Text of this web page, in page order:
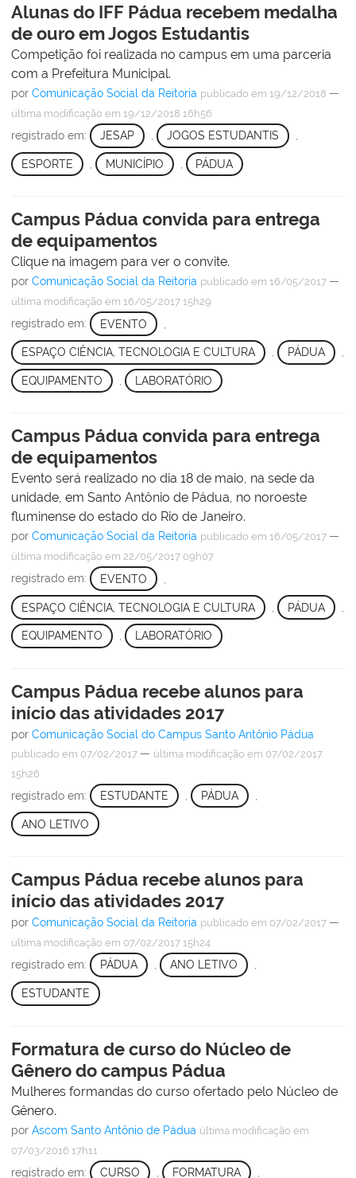
Alunas do IFF Pádua recebem medalha
de ouro em Jogos Estudantis
Competição foi realizada no campus em uma parceria
com a Prefeitura Municipal.
por Comunicação Social da Reitoria publicado em 19/12/2018 —
última modificação em 19/12/2018 16h56
registrado em: JESAP , JOGOS ESTUDANTIS ,
ESPORTE MUNICÍPIO PÁDUA
Campus Pádua convida para entrega
de equipamentos
Clique na imagem para ver o convite.
por Comunicação Social da Reitoria publicado em 16/05/2017 —
última modificação em 16/05/2017 15h29
registrado em: EVENTO
ESPAÇO CIÊNCIA, TECNOLOGIA E CULTURA , PÁDUA ,
EQUIPAMENTO LABORATÓRIO
Campus Pádua convida para entrega
de equipamentos
Evento será realizado no dia 18 de maio, na sede da
unidade, em Santo Antônio de Pádua, no noroeste
fluminense do estado do Rio de Janeiro.
por Comunicação Social da Reitoria publicado em 16/05/2017 —
última modificação em 22/05/2017 09h07
registrado em: EVENTO
ESPAÇO CIÊNCIA, TECNOLOGIA E CULTURA PÁDUA
EQUIPAMENTO , LABORATÓRIO
Campus Pádua recebe alunos para
início das atividades 2017
por Comunicação Social do Campus Santo Antônio Pádua
publicado em 07/02/2017 — última modificação em 07/02/2017
15h26
registrado em: ESTUDANTE PÁDUA
ANO LETIVO
Campus Pádua recebe alunos para
início das atividades 2017
por Comunicação Social da Reitoria publicado em 07/02/2017 —
última modificação em 07/02/2017 15h24
registrado em: PÁDUA , ANO LETIVO ,
ESTUDANTE
Formatura de curso do Núcleo de
Gênero do campus Pádua
Mulheres formandas do curso ofertado pelo Núcleo de
Gênero.
por Ascom Santo Antônio de Pádua última modificação em
07/03/2016 17h11
registrado em: CURSO FORMATURA